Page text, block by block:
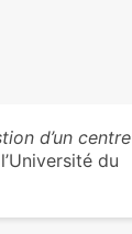
d’un centre
du